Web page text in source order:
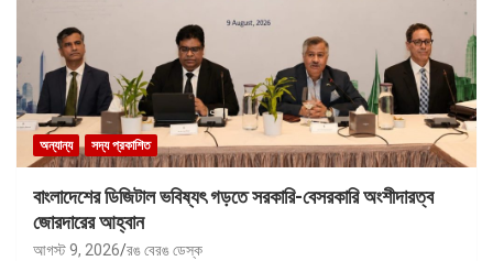
অন্যান্য সদ্য প্রকাশিত
বাংলাদেশের ডিজিটাল ভবিষ্যৎ গড়তে সরকারি-বেসরকারি অংশীদারত্ব
জোরদারের আহ্বান
আগস্ট 9, 2026 রঙ বেরঙ ডেস্ক